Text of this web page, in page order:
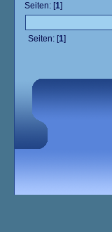
Seiten: [1]
Seiten: [1]